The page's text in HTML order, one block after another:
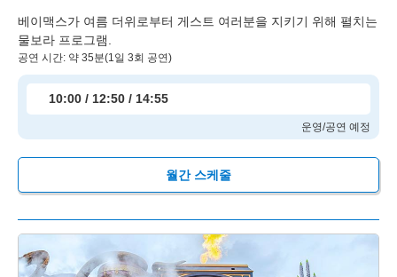
베이맥스가 여름 더위로부터 게스트 여러분을 지키기 위해 펼치는
물보라 프로그램.
공연 시간: 약 35분(1일 3회 공연)
10:00 / 12:50 / 14:55
운영/공연 예정
월간 스케줄